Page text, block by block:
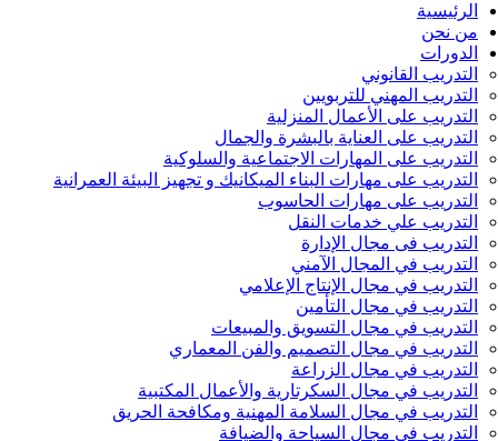
الرئيسية
من نحن
الدورات
التدريب القانوني
التدريب المهني للتربويين
التدريب على الأعمال المنزلية
التدريب على العناية بالبشرة والجمال
التدريب على المهارات الاجتماعية والسلوكية
التدريب على مهارات البناء الميكانيك و تجهيز البيئة العمرانية
التدريب على مهارات الحاسوب
التدريب علي خدمات النقل
التدريب فى مجال الإدارة
التدريب في المجال الآمني
التدريب في مجال الإنتاج الإعلامي
التدريب في مجال التأمين
التدريب في مجال التسويق والمبيعات
التدريب في مجال التصميم والفن المعماري
التدريب في مجال الزراعة
التدريب في مجال السكرتارية والأعمال المكتبية
التدريب في مجال السلامة المهنية ومكافحة الحريق
التدريب في مجال السياحة والضيافة